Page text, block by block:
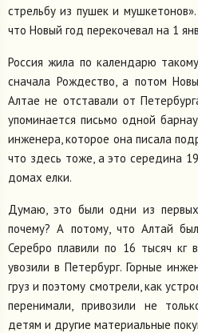
стрельбу из пушек и
что Новый год перекочевал на 1
Россия жила по календарю
сначала Рождество, а потом
Алтае не отставали от
упоминается письмо одной
инженера, которое она писала
что здесь тоже, а это середина
домах елки.
Думаю, это были одни из
почему? А потому, что Алтай
Серебро плавили по 16 тысяч
увозили в Петербург. Горные
груз и поэтому смотрели, как
перенимали, привозили не
детям и другие материальные